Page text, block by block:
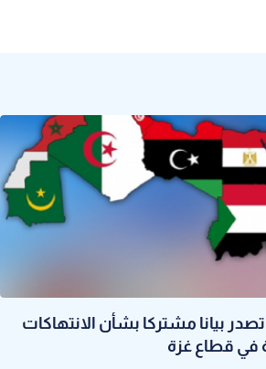
بيانا مشتركا بشأن الانتهاكات
في قطاع غزة